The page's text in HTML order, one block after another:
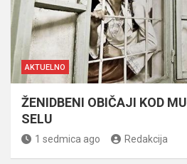
AKTUELNO
ŽENIDBENI OBIČAJI KOD
SELU
1 sedmica ago Redakcija